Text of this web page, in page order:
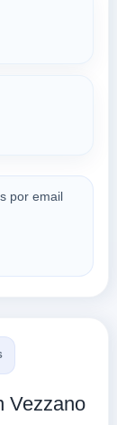
por email
Vezzano